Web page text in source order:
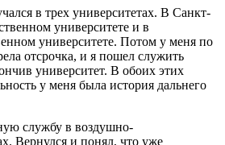
в трех университетах. В Санкт-
университете и в
университете. Потом у меня по
отсрочка, и я пошел служить
университет. В обоих этих
у меня была история дальнего
службу в воздушно-
Вернулся и понял, что уже